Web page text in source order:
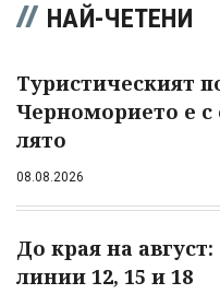
НАЙ-ЧЕТЕНИ
Туристическият
Черноморието е с
лято
08.08.2026
До края на
линии 12, 15 и 18